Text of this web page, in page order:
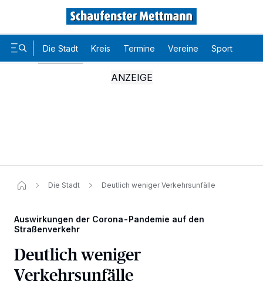
Die Stadt Kreis Termine Vereine Sport
Die Stadt Deutlich weniger Verkehrsunfälle
Auswirkungen der Corona-Pandemie auf den
Straßenverkehr
Deutlich weniger
Verkehrsunfälle